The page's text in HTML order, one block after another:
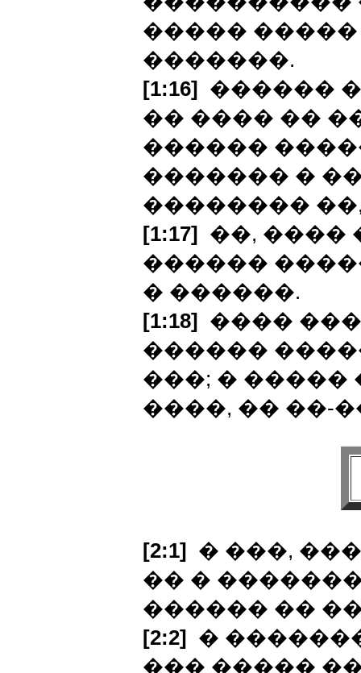
����� �����
�������.
[1:16] ������
�� ���� ��
������
������� �
��������
[1:17] ��, ����
������
� ������.
[1:18] ����
������
���; � �����
����, �� ��-
[2:1] � ���,
�� �
������ ��
[2:2] �
��� �����